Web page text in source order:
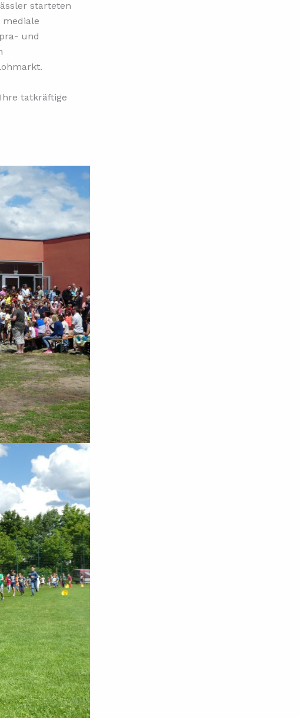
starteten
mediale
und
tatkräftige